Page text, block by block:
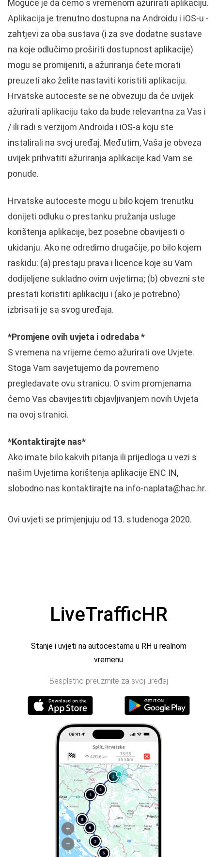
Moguće je da ćemo s vremenom ažurirati aplikaciju.
Aplikacija je trenutno dostupna na Androidu i iOS-u -
zahtjevi za oba sustava (i za sve dodatne sustave
na koje odlučimo proširiti dostupnost aplikacije)
mogu se promijeniti, a ažuriranja ćete morati
preuzeti ako želite nastaviti koristiti aplikaciju.
Hrvatske autoceste se ne obvezuju da će uvijek
ažurirati aplikaciju tako da bude relevantna za Vas i
/ ili radi s verzijom Androida i iOS-a koju ste
instalirali na svoj uređaj. Međutim, Vaša je obveza
uvijek prihvatiti ažuriranja aplikacije kad Vam se
ponude.
Hrvatske autoceste mogu u bilo kojem trenutku
donijeti odluku o prestanku pružanja usluge
korištenja aplikacije, bez posebne obavijesti o
ukidanju. Ako ne odredimo drugačije, po bilo kojem
raskidu: (a) prestaju prava i licence koje su Vam
dodijeljene sukladno ovim uvjetima; (b) obvezni ste
prestati koristiti aplikaciju i (ako je potrebno)
izbrisati je sa svog uređaja.
*Promjene ovih uvjeta i odredaba *
S vremena na vrijeme ćemo ažurirati ove Uvjete.
Stoga Vam savjetujemo da povremeno
pregledavate ovu stranicu. O svim promjenama
ćemo Vas obavijestiti objavljivanjem novih Uvjeta
na ovoj stranici.
*Kontaktirajte nas*
Ako imate bilo kakvih pitanja ili prijedloga u vezi s
našim Uvjetima korištenja aplikacije ENC IN,
slobodno nas kontaktirajte na info-naplata@hac.hr.
Ovi uvjeti se primjenjuju od 13. studenoga 2020.
LiveTrafficHR
Stanje i uvjeti na autocestama u RH u realnom
vremenu
Besplatno preuzmite za svoj uređaj